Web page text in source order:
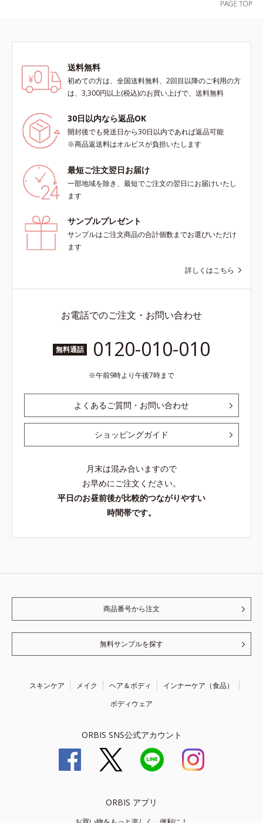
送料無料
初めての方は、全国送料無料、2回目以降のご利用の方
は、3,300円以上(税込)のお買い上げで、送料無料
30日以内なら返品OK
開封後でも発送日から30日以内であれば返品可能
※商品返送料はオルビスが負担いたします
最短ご注文翌日お届け
一部地域を除き、最短でご注文の翌日にお届けいたし
ます
サンプルプレゼント
サンプルはご注文商品の合計個数までお選びいただけ
ます
詳しくはこちら
お電話でのご注文・お問い合わせ
無料通話 0120-010-010
午前9時より午後7時まで
よくあるご質問・お問い合わせ
ショッピングガイド
月末は混み合いますので
お早めにご注文ください。
平日のお昼前後が比較的つながりやすい
時間帯です。
商品番号から注文
無料サンプルを探す
スキンケア メイク ヘア＆ボディ
インナーケア（食品）
ボディウェア
ORBIS SNS公式アカウント
ORBIS アプリ